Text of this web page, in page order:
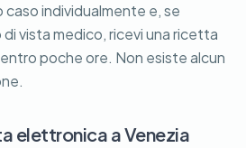
individualmente e, se
vista medico, ricevi una ricetta
poche ore. Non esiste alcun
elettronica a Venezia